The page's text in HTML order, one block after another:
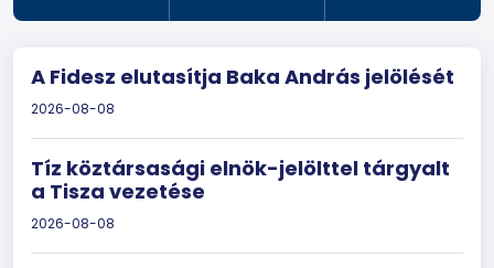
A Fidesz elutasítja Baka András jelölését
2026-08-08
Tíz köztársasági elnök-jelölttel tárgyalt
a Tisza vezetése
2026-08-08